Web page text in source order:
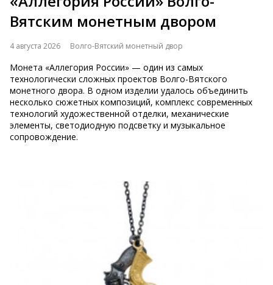
Вятским монетным двором
4 августа 2026 Волго-Вятский монетный двор
Монета «Аллегория России» — один из самых
технологически сложных проектов Волго-Вятского
монетного двора. В одном изделии удалось объединить
несколько сюжетных композиций, комплекс современных
технологий художественной отделки, механические
элементы, светодиодную подсветку и музыкальное
сопровождение.